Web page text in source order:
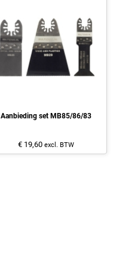
Aanbieding set MB85/86/83
€ 19,60 excl. BTW